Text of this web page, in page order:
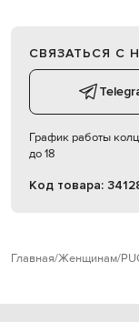
СВЯЗАТЬСЯ С
График работы
до 18
Код товара:
Главная Женщинам